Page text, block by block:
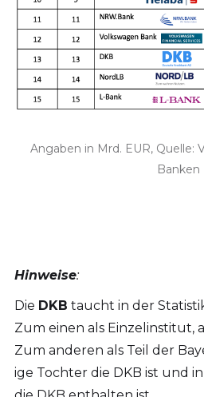
Angaben in Mrd. EUR, Quelle:
Banken
Hinweise:
Die DKB taucht in der
Zum einen als Einzelinstitut,
Zum anderen als Teil der
ige Tochter die DKB ist und